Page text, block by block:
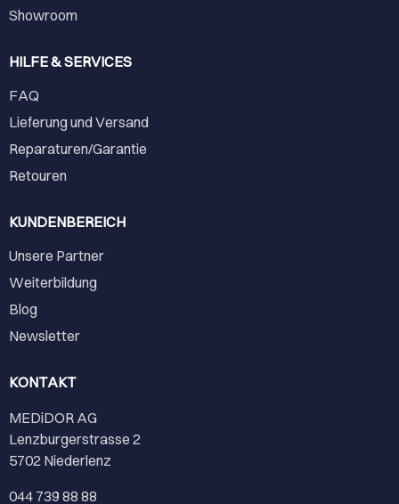
Showroom
HILFE & SERVICES
FAQ
Lieferung und Versand
Reparaturen/Garantie
Retouren
KUNDENBEREICH
Unsere Partner
Weiterbildung
Blog
Newsletter
KONTAKT
MEDiDOR AG
Lenzburgerstrasse 2
5702 Niederlenz
044 739 88 88